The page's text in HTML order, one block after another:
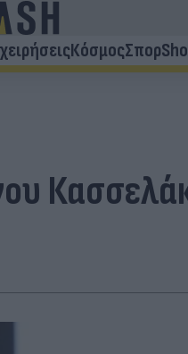
ΚόσμοςΣπορ